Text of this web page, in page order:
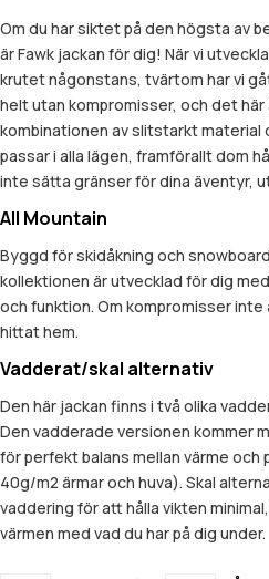
Om du har siktet på den högsta av
är Fawk jackan för dig! När vi
krutet någonstans, tvärtom har vi
helt utan kompromisser, och det
kombinationen av slitstarkt
passar i alla lägen, framförallt dom
inte sätta gränser för dina äventyr,
All Mountain
Byggd för skidåkning och
kollektionen är utvecklad för dig
och funktion. Om kompromisser
hittat hem.
Vadderat/skal alternativ
Den här jackan finns i två olika
Den vadderade versionen kommer
för perfekt balans mellan värme
40g/m2 ärmar och huva). Skal
vaddering för att hålla vikten
värmen med vad du har på dig under.